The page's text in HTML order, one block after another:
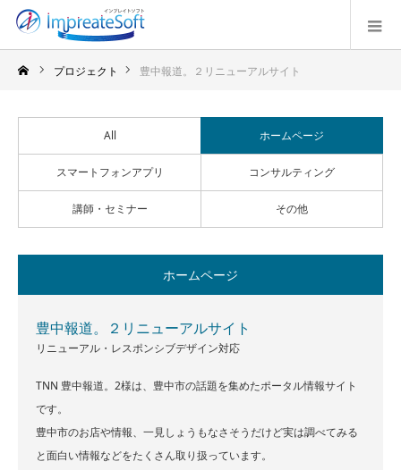
プロジェクト 豊中報道。２リニューアルサイト
All ホームページ
スマートフォンアプリ コンサルティング
講師・セミナー その他
ホームページ
豊中報道。２リニューアルサイト
リニューアル・レスポンシブデザイン対応
TNN 豊中報道。2様は、豊中市の話題を集めたポータル情報サイト
です。
豊中市のお店や情報、一見しょうもなさそうだけど実は調べてみる
と面白い情報などをたくさん取り扱っています。